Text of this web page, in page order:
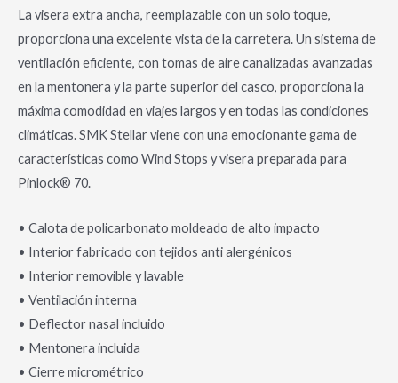
La visera extra ancha, reemplazable con un solo toque,
proporciona una excelente vista de la carretera. Un sistema de
ventilación eficiente, con tomas de aire canalizadas avanzadas
en la mentonera y la parte superior del casco, proporciona la
máxima comodidad en viajes largos y en todas las condiciones
climáticas. SMK Stellar viene con una emocionante gama de
características como Wind Stops y visera preparada para
Pinlock® 70.
• Calota de policarbonato moldeado de alto impacto
• Interior fabricado con tejidos anti alergénicos
• Interior removible y lavable
• Ventilación interna
• Deflector nasal incluido
• Mentonera incluida
• Cierre micrométrico